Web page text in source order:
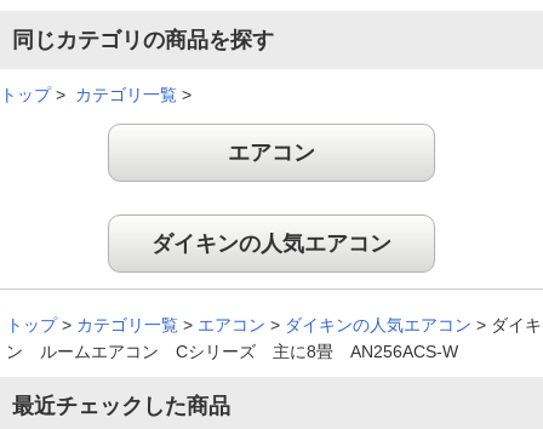
同じカテゴリの商品を探す
トップ> カテゴリ一覧 >
エアコン
ダイキンの人気エアコン
トップ > カテゴリ一覧 > エアコン > ダイキンの人気エアコン > ダイキ
ン ルームエアコン Cシリーズ 主に8畳 AN256ACS-W
最近チェックした商品